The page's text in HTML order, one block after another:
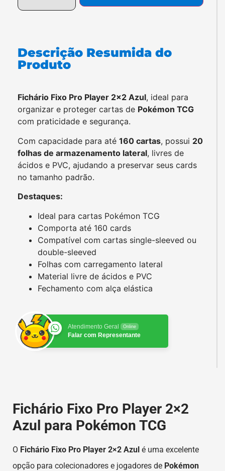
Descrição Resumida do
Produto
Fichário Fixo Pro Player 2×2 Azul, ideal para
organizar e proteger cartas de Pokémon TCG
com praticidade e segurança.
Com capacidade para até 160 cartas, possui 20
folhas de armazenamento lateral, livres de
ácidos e PVC, ajudando a preservar seus cards
no tamanho padrão.
Destaques:
Ideal para cartas Pokémon TCG
Comporta até 160 cards
Compatível com cartas single-sleeved ou
double-sleeved
Folhas com carregamento lateral
Material livre de ácidos e PVC
Fechamento com alça elástica
Atendimento Geral Online
Falar com Representante
Fichário Fixo Pro Player 2×2
Azul para Pokémon TCG
O Fichário Fixo Pro Player 2×2 Azul é uma excelente
opção para colecionadores e jogadores de Pokémon